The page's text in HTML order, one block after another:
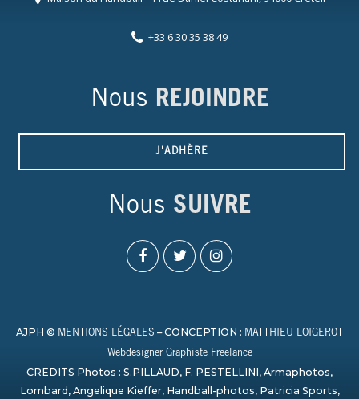
+33 6 30 35 38 49
Nous REJOINDRE
J'ADHÈRE
Nous SUIVRE
AJPH © MENTIONS LÉGALES – CONCEPTION : MATTHIEU LOIGEROT
Webdesigner Graphiste Freelance
CREDITS Photos : S.PILLAUD, F. PESTELLINI, Armaphotos,
Lombard, Angelique Kieffer, Handball-photos, Patricia Sports,